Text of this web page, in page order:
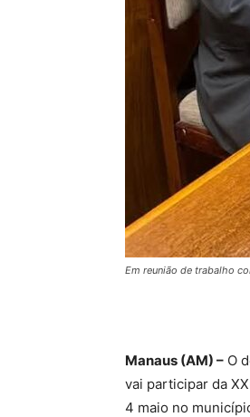
Em reunião de trabalho
Manaus (AM) – O
vai participar da
4 maio no